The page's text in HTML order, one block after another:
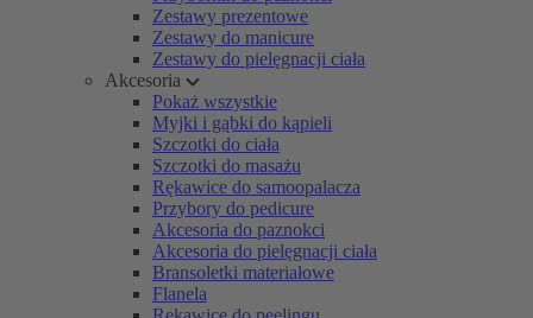
Zestawy prezentowe
Zestawy do manicure
Zestawy do pielęgnacji ciała
Akcesoria
Pokaż wszystkie
Myjki i gąbki do kąpieli
Szczotki do ciała
Szczotki do masażu
Rękawice do samoopalacza
Przybory do pedicure
Akcesoria do paznokci
Akcesoria do pielęgnacji ciała
Bransoletki materiałowe
Flanela